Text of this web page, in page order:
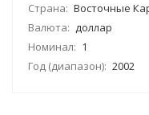
Страна: Восточные
Валюта: доллар
Номинал: 1
Год (диапазон): 2002